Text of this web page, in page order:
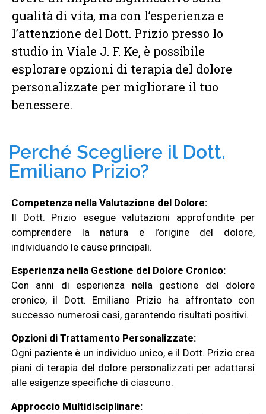
qualità di vita, ma con l’esperienza e
l’attenzione del Dott. Prizio presso lo
studio in Viale J. F. Ke, è possibile
esplorare opzioni di terapia del dolore
personalizzate per migliorare il tuo
benessere.
Perché Scegliere il Dott.
Emiliano Prizio?
Competenza nella Valutazione del Dolore:
Il Dott. Prizio esegue valutazioni approfondite per
comprendere la natura e l’origine del dolore,
individuando le cause principali.
Esperienza nella Gestione del Dolore Cronico:
Con anni di esperienza nella gestione del dolore
cronico, il Dott. Emiliano Prizio ha affrontato con
successo numerosi casi, garantendo risultati positivi.
Opzioni di Trattamento Personalizzate:
Ogni paziente è un individuo unico, e il Dott. Prizio crea
piani di terapia del dolore personalizzati per adattarsi
alle esigenze specifiche di ciascuno.
Approccio Multidisciplinare: